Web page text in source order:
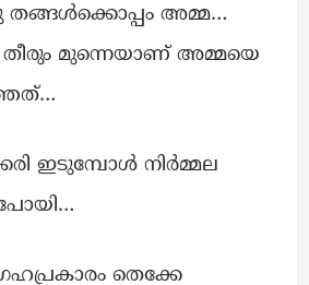
തങ്ങൾക്കൊപ്പം അമ്മ…
തീരും മുന്നെയാണ് അമ്മയെ
ഇടുമ്പോൾ നിർമ്മല
തെക്കേ